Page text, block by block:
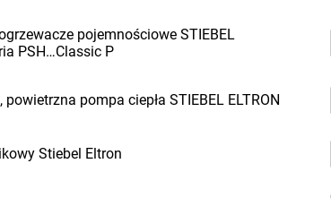
pojemnościowe STIEBEL
PSH…Classic P
powietrzna pompa ciepła STIEBEL ELTRON
Stiebel Eltron